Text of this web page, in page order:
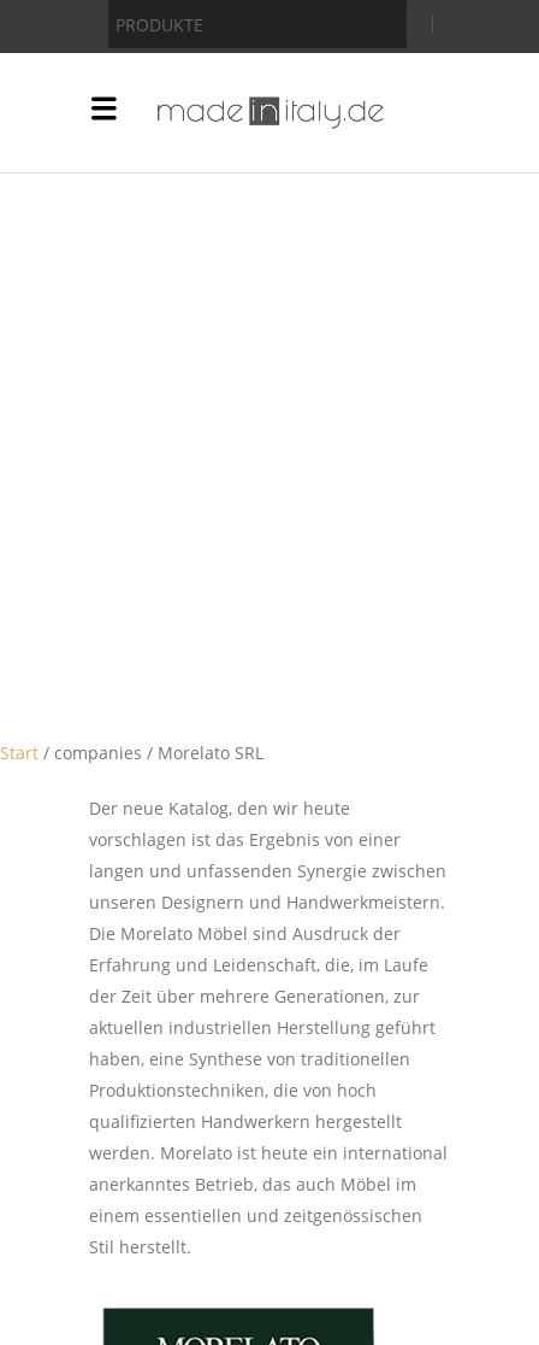
PRODUKTE
Start / companies / Morelato SRL
Der neue Katalog, den wir heute
vorschlagen ist das Ergebnis von einer
langen und unfassenden Synergie zwischen
unseren Designern und Handwerkmeistern.
Die Morelato Möbel sind Ausdruck der
Erfahrung und Leidenschaft, die, im Laufe
der Zeit über mehrere Generationen, zur
aktuellen industriellen Herstellung geführt
haben, eine Synthese von traditionellen
Produktionstechniken, die von hoch
qualifizierten Handwerkern hergestellt
werden. Morelato ist heute ein international
anerkanntes Betrieb, das auch Möbel im
einem essentiellen und zeitgenössischen
Stil herstellt.